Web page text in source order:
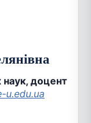
доцент
u.edu.ua